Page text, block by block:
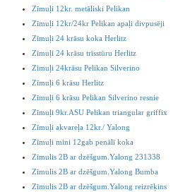
Zīmuļi 12kr. metāliski Pelikan
Zīmuļi 12kr/24kr Pelikan apaļi divpusēji
Zīmuļi 24 krāsu koka Herlitz
Zīmuļi 24 krāsu trīsstūru Herlitz
Zīmuļi 24krāsu Pelikan Silverino
Zīmuļi 6 krāsu Herlitz
Zīmuļi 6 krāsu Pelikan Silverino resnie
Zīmuļi 9kr.ASU Pelikan triangular griffix
Zīmuļi akvareļa 12kr./ Yalong
Zīmuļi mini 12gab penālī koka
Zīmulis 2B ar dzēšgum.Yalong 231338
Zīmulis 2B ar dzēšgum.Yalong Bumba
Zīmulis 2B ar dzēšgum.Yalong reizrēķins